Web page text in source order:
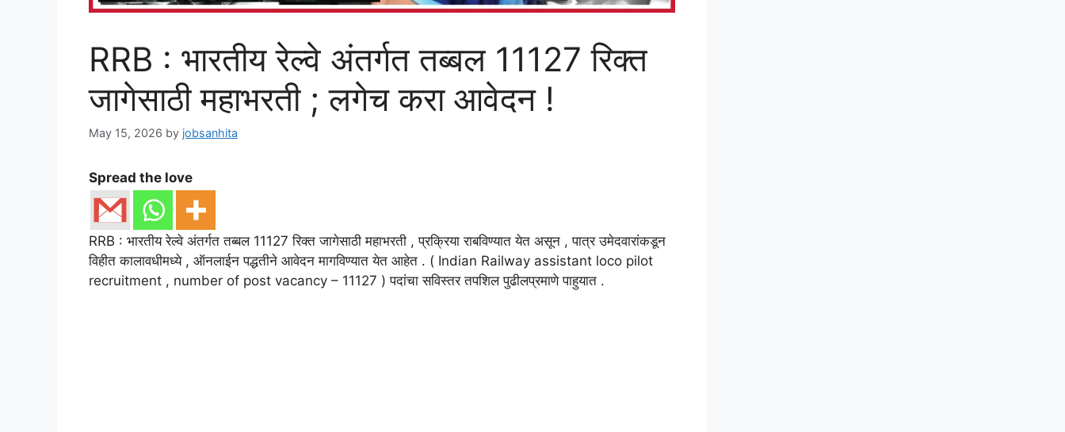
RRB : भारतीय रेल्वे अंतर्गत तब्बल 11127 रिक्त
जागेसाठी महाभरती ; लगेच करा आवेदन !
May 15, 2026 by jobsanhita
Spread the love
RRB : भारतीय रेल्वे अंतर्गत तब्बल 11127 रिक्त जागेसाठी महाभरती , प्रक्रिया राबविण्यात येत असून , पात्र उमेदवारांकडून
विहीत कालावधीमध्ये , ऑनलाईन पद्धतीने आवेदन मागविण्यात येत आहेत . ( Indian Railway assistant loco pilot
recruitment , number of post vacancy – 11127 ) पदांचा सविस्तर तपशिल पुढीलप्रमाणे पाहुयात .